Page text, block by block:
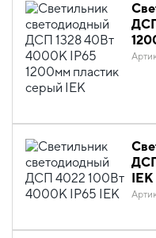
IEK